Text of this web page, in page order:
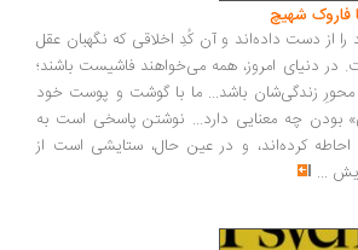
شهیچ‭
داده‌اند و آن کُدِ اخلاقی که نگهبان عقل
امروز، همه می‌خواهند فاشیست باشند؛
باشد... ما با گوشت و پوست خود
معنایی دارد... نوشتن پاسخی است به
و در عین حال، ستایشی است از